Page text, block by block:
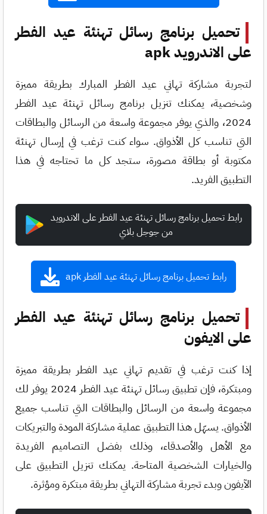
تحميل برنامج رسائل تهنئة عيد الفطر
على الاندرويد apk
لتجربة مشاركة تهاني عيد الفطر المبارك بطريقة مميزة
وشخصية، يمكنك تنزيل برنامج رسائل تهنئة عيد الفطر
2024، والذي يوفر مجموعة واسعة من الرسائل والبطاقات
التي تناسب كل الأذواق. سواء كنت ترغب في إرسال تهنئة
مكتوبة أو بطاقة مصورة، ستجد كل ما تحتاجه في هذا
التطبيق الفريد.
رابط تحميل برنامج رسائل تهنئة عيد الفطر على الاندرويد
من جوجل بلاي
رابط تحميل برنامج رسائل تهنئة عيد الفطر apk
تحميل برنامج رسائل تهنئة عيد الفطر
على الايفون
إذا كنت ترغب في تقديم تهاني عيد الفطر بطريقة مميزة
ومبتكرة، فإن تطبيق رسائل تهنئة عيد الفطر 2024 يوفر لك
مجموعة واسعة من الرسائل والبطاقات التي تناسب جميع
الأذواق. يسهّل هذا التطبيق عملية مشاركة المودة والتبريكات
مع الأهل والأصدقاء، وذلك بفضل التصاميم الفريدة
والخيارات الشخصية المتاحة. يمكنك تنزيل التطبيق على
الآيفون وبدء تجربة مشاركة التهاني بطريقة مبتكرة ومؤثرة.